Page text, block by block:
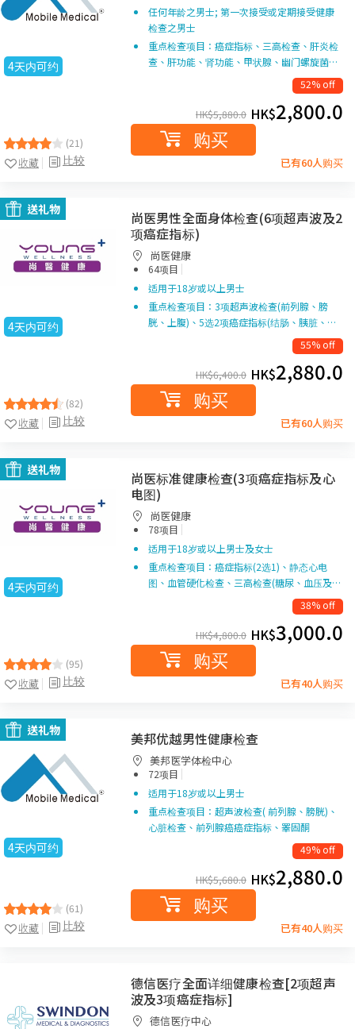
4天内可约
(21)
比较
收藏
任何年龄之男士; 第一次接受或定期接受健康
检查之男士
重点检查项目：癌症指标、三高检查、肝炎检
查、肝功能、肾功能、甲状腺、幽门螺旋菌…
52% off
HK$5,880.0 HK$2,800.0
购买
已有60人购买
送礼物
4天内可约
(82)
比较
收藏
尚医男性全面身体检查(6项超声波及2
项癌症指标)
尚医健康
64项目 |
适用于18岁或以上男士
重点检查项目：3项超声波检查(前列腺、膀
胱、上腹)、5选2项癌症指标(结肠、胰脏、…
55% off
HK$6,400.0 HK$2,880.0
购买
已有60人购买
送礼物
4天内可约
(95)
比较
收藏
尚医标准健康检查(3项癌症指标及心
电图)
尚医健康
78项目 |
适用于18岁或以上男士及女士
重点检查项目：癌症指标(2选1)、静态心电
图、血管硬化检查、三高检查(糖尿、血压及…
38% off
HK$4,800.0 HK$3,000.0
购买
已有40人购买
送礼物
4天内可约
(61)
比较
收藏
美邦优越男性健康检查
美邦医学体检中心
72项目 |
适用于18岁或以上男士
重点检查项目：超声波检查( 前列腺、膀胱)、
心脏检查、前列腺癌癌症指标、睪固酮
49% off
HK$5,680.0 HK$2,880.0
购买
已有40人购买
德信医疗全面详细健康检查[2项超声
波及3项癌症指标]
德信医疗中心